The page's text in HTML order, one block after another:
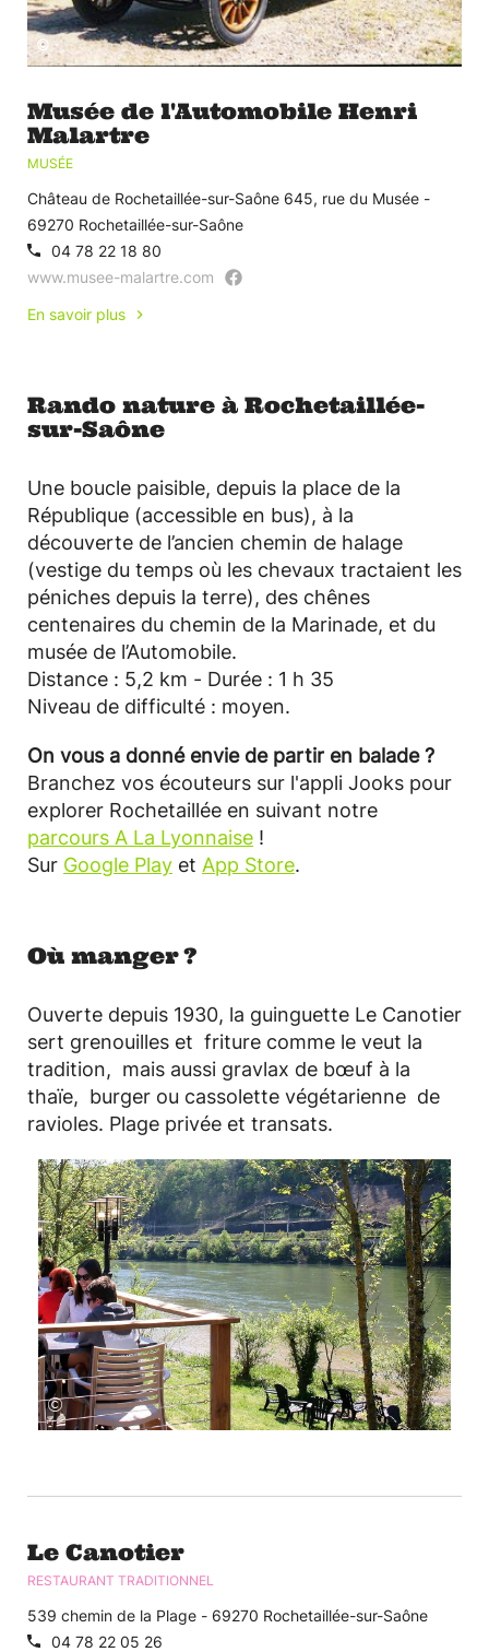
©
Musée de l'Automobile Henri
Malartre
MUSÉE
Château de Rochetaillée-sur-Saône 645, rue du Musée -
69270 Rochetaillée-sur-Saône
04 78 22 18 80
www.musee-malartre.com
En savoir plus
Rando nature à Rochetaillée-
sur-Saône
Une boucle paisible, depuis la place de la
République (accessible en bus), à la
découverte de l’ancien chemin de halage
(vestige du temps où les chevaux tractaient les
péniches depuis la terre), des chênes
centenaires du chemin de la Marinade, et du
musée de l’Automobile.
Distance : 5,2 km - Durée : 1 h 35
Niveau de difficulté : moyen.
On vous a donné envie de partir en balade ?
Branchez vos écouteurs sur l'appli Jooks pour
explorer Rochetaillée en suivant notre
parcours A La Lyonnaise !
Sur Google Play et App Store.
Où manger ?
Ouverte depuis 1930, la guinguette Le Canotier
sert grenouilles et friture comme le veut la
tradition, mais aussi gravlax de bœuf à la
thaïe, burger ou cassolette végétarienne de
ravioles. Plage privée et transats.
©
Le Canotier
RESTAURANT TRADITIONNEL
539 chemin de la Plage - 69270 Rochetaillée-sur-Saône
04 78 22 05 26